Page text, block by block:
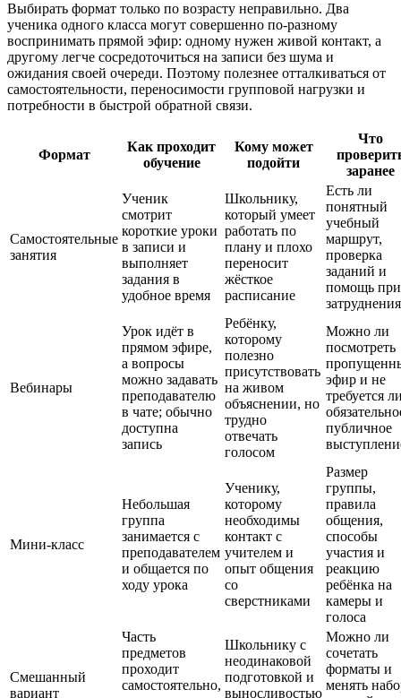
Выбирать формат только по возрасту неправильно. Два
ученика одного класса могут совершенно по-разному
воспринимать прямой эфир: одному нужен живой контакт, а
другому легче сосредоточиться на записи без шума и
ожидания своей очереди. Поэтому полезнее отталкиваться от
самостоятельности, переносимости групповой нагрузки и
потребности в быстрой обратной связи.
Формат
Как проходит
обучение
Кому может
подойти
Что
заранее
Самостоятельные
занятия
Ученик
смотрит
короткие уроки
в записи и
выполняет
задания в
удобное время
Школьнику,
который умеет
работать по
плану и плохо
переносит
жёсткое
расписание
Есть ли
понятный
учебный
маршрут,
проверка
заданий и
помощь при
Вебинары
Урок идёт в
прямом эфире,
а вопросы
можно задавать
преподавателю
в чате; обычно
доступна
запись
Ребёнку,
которому
полезно
присутствовать
на живом
объяснении, но
трудно
отвечать
голосом
Можно ли
посмотреть
эфир и не
требуется
публичное
Мини-класс
Небольшая
группа
занимается с
преподавателем
и общается по
ходу урока
Ученику,
которому
необходимы
контакт с
учителем и
опыт общения
со
сверстниками
Размер
группы,
правила
общения,
способы
участия и
реакцию
ребёнка на
камеры и
голоса
Смешанный
вариант
Часть
предметов
проходит
самостоятельно,
Школьнику с
неодинаковой
подготовкой и
выносливостью
Можно ли
сочетать
форматы и
менять